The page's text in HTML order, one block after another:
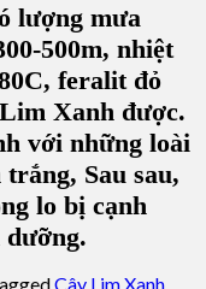
lượng mưa
500m, nhiệt
feralit đỏ
Xanh được.
với những loài
Sau sau,
lo bị cạnh
dưỡng.
Cây Lim Xanh